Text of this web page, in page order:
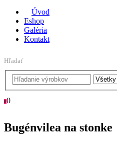
Úvod
Eshop
Galéria
Kontakt
Hľadať
00
Bugénvilea na stonke